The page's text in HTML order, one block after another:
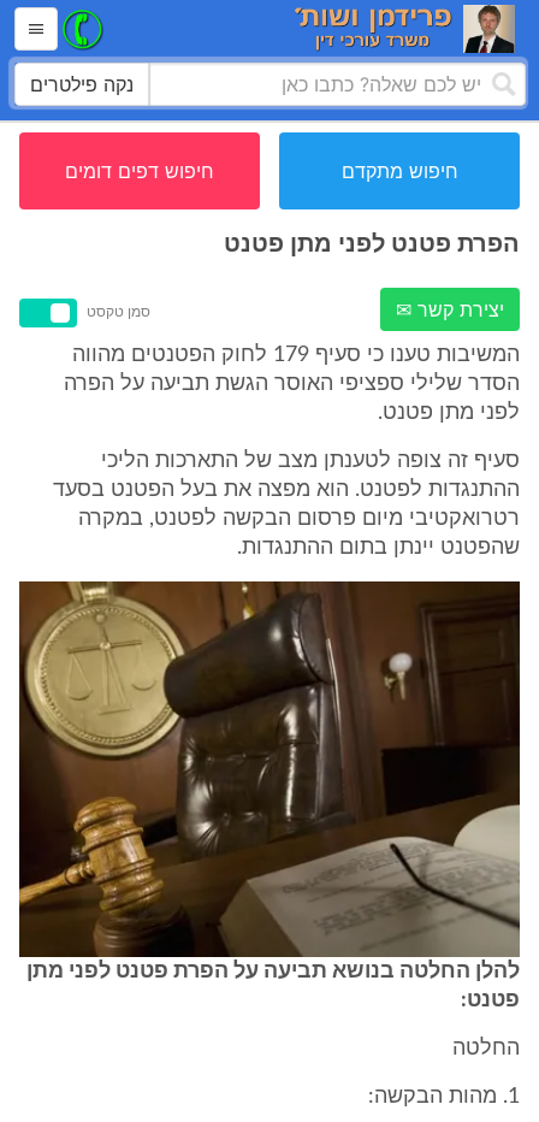
נקה פילטרים
חיפוש מתקדם חיפוש דפים דומים
הפרת פטנט לפני מתן פטנט
יצירת קשר ✉ סמן טקסט
המשיבות טענו כי סעיף 179 לחוק הפטנטים מהווה
הסדר שלילי ספציפי האוסר הגשת תביעה על הפרה
לפני מתן פטנט.
סעיף זה צופה לטענתן מצב של התארכות הליכי
ההתנגדות לפטנט. הוא מפצה את בעל הפטנט בסעד
רטרואקטיבי מיום פרסום הבקשה לפטנט, במקרה
שהפטנט יינתן בתום ההתנגדות.
להלן החלטה בנושא תביעה על הפרת פטנט לפני מתן
פטנט:
החלטה
1. מהות הבקשה: